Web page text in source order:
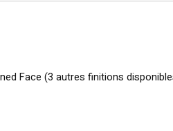
Face (3 autres finitions